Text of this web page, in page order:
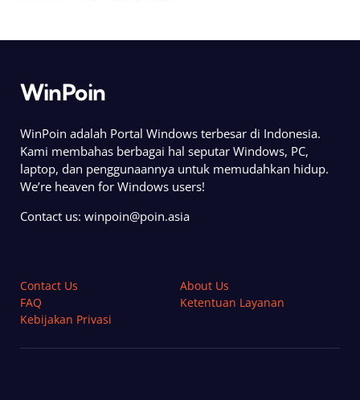
WinPoin
WinPoin adalah Portal Windows terbesar di Indonesia.
Kami membahas berbagai hal seputar Windows, PC,
laptop, dan penggunaannya untuk memudahkan hidup.
We’re heaven for Windows users!
Contact us: winpoin@poin.asia
Contact Us
About Us
FAQ
Ketentuan Layanan
Kebijakan Privasi